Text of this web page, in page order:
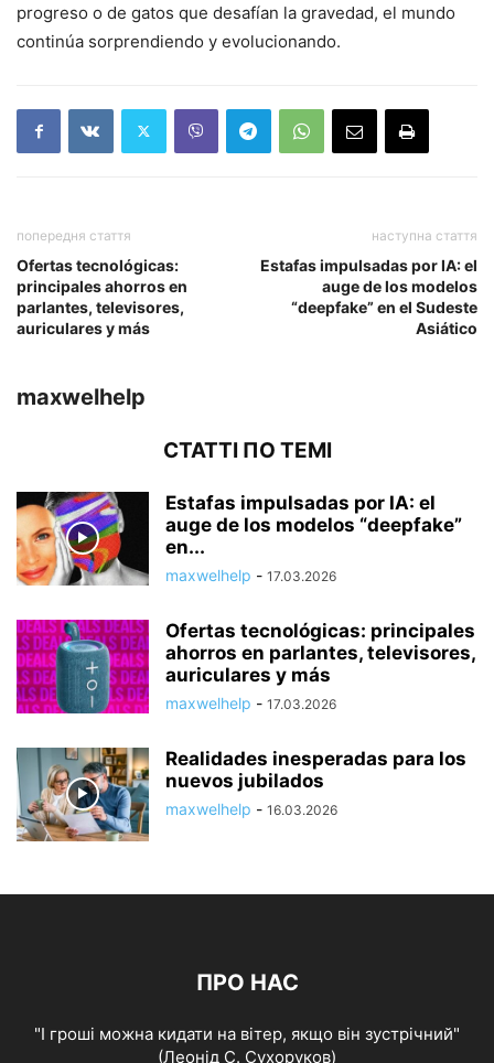
progreso o de gatos que desafían la gravedad, el mundo
continúa sorprendiendo y evolucionando.
попередня стаття
Ofertas tecnológicas:
principales ahorros en
parlantes, televisores,
auriculares y más
наступна стаття
Estafas impulsadas por IA: el
auge de los modelos
“deepfake” en el Sudeste
Asiático
maxwelhelp
СТАТТІ ПО ТЕМІ
Estafas impulsadas por IA: el
auge de los modelos “deepfake”
en...
maxwelhelp - 17.03.2026
Ofertas tecnológicas: principales
ahorros en parlantes, televisores,
auriculares y más
maxwelhelp - 17.03.2026
Realidades inesperadas para los
nuevos jubilados
maxwelhelp - 16.03.2026
ПРО НАС
"І гроші можна кидати на вітер, якщо він зустрічний"
(Леонід С. Сухоруков)